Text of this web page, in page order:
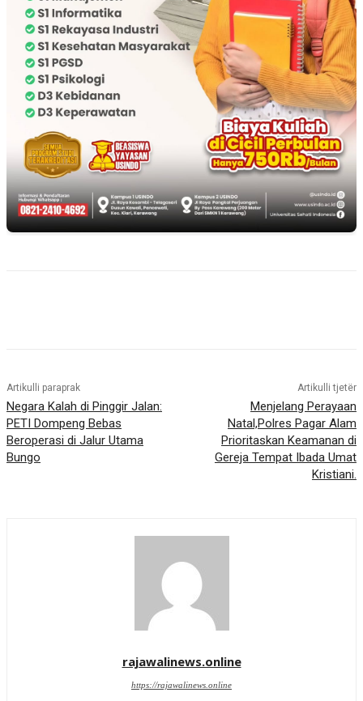
Artikulli paraprak
Negara Kalah di Pinggir Jalan:
PETI Dompeng Bebas
Beroperasi di Jalur Utama
Bungo
Artikulli tjetër
Menjelang Perayaan
Natal,Polres Pagar Alam
Prioritaskan Keamanan di
Gereja Tempat Ibada Umat
Kristiani.
rajawalinews.online
https://rajawalinews.online